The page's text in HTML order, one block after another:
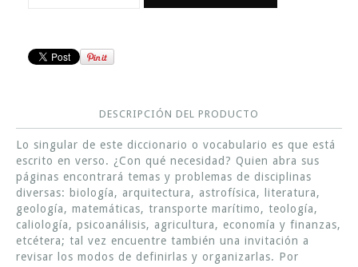
DESCRIPCIÓN DEL PRODUCTO
Lo singular de este diccionario o vocabulario es que está
escrito en verso. ¿Con qué necesidad? Quien abra sus
páginas encontrará temas y problemas de disciplinas
diversas: biología, arquitectura, astrofísica, literatura,
geología, matemáticas, transporte marítimo, teología,
caliología, psicoanálisis, agricultura, economía y finanzas,
etcétera; tal vez encuentre también una invitación a
revisar los modos de definirlas y organizarlas. Por